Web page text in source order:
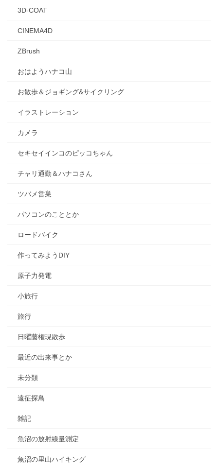
3D-COAT
CINEMA4D
ZBrush
おはようハナコ山
お散歩＆ジョギング&サイクリング
イラストレーション
カメラ
セキセイインコのピッコちゃん
チャリ通勤＆ハナコさん
ツバメ営巣
パソコンのこととか
ロードバイク
作ってみようDIY
原子力発電
小旅行
旅行
日曜藤権現散歩
最近の出来事とか
未分類
遠征探鳥
雑記
魚沼の放射線量測定
魚沼の里山ハイキング